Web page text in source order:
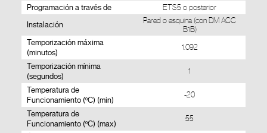
Programación a través de ETS5 o posterior
Instalación
Pared o esquina (con DM ACC
B1B)
Temporización máxima
(minutos)
1.092
Temporización mínima
(segundos)
1
Temperatura de
Funcionamiento (ºC) (min)
-20
Temperatura de
Funcionamiento (ºC) (max)
55